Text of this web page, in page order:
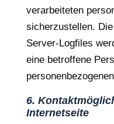
verarbeiteten
sicherzustellen.
Server-Logfiles
eine betroffene
6.
Internetseite